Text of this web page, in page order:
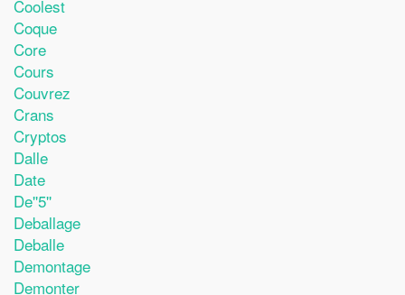
Coolest
Coque
Core
Cours
Couvrez
Crans
Cryptos
Dalle
Date
De''5''
Deballage
Deballe
Demontage
Demonter